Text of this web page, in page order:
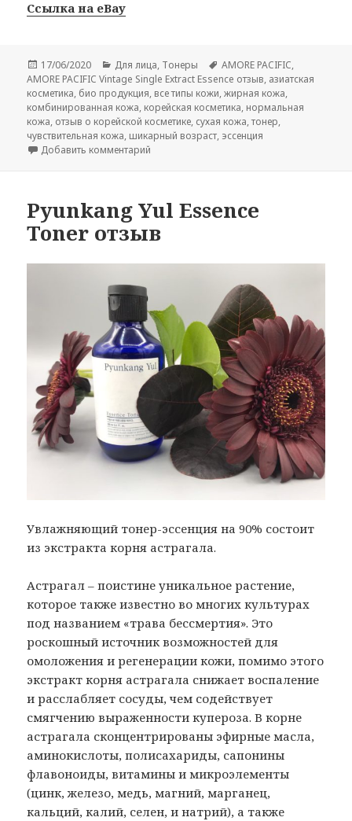
Ссылка на eBay
Опубликовано
17/06/2020 Рубрики
Для лица, Тонеры Метки
AMORE PACIFIC,
AMORE PACIFIC Vintage Single Extract Essence отзыв, азиатская
косметика, био продукция, все типы кожи,жирная кожа,
комбинированная кожа, корейская косметика, нормальная
кожа, отзыв о корейской косметике, сухая кожа,тонер,
чувствительная кожа, шикарный возраст, эссенция
Добавить комментарий
Pyunkang Yul Essence
Toner отзыв
Увлажняющий тонер-эссенция на 90% состоит
из экстракта корня астрагала.
Астрагал – поистине уникальное растение,
которое также известно во многих культурах
под названием «трава бессмертия». Это
роскошный источник возможностей для
омоложения и регенерации кожи, помимо этого
экстракт корня астрагала снижает воспаление
и расслабляет сосуды, чем содействует
смягчению выраженности купероза. В корне
астрагала сконцентрированы эфирные масла,
аминокислоты, полисахариды, сапонины
флавоноиды, витамины и микроэлементы
(цинк, железо, медь, магний, марганец,
кальций, калий, селен, и натрий), а также